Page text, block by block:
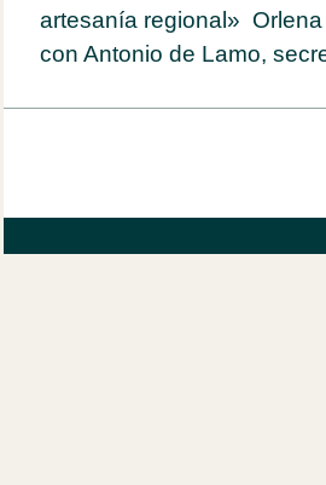
artesanía regional»
con Antonio de Lamo,